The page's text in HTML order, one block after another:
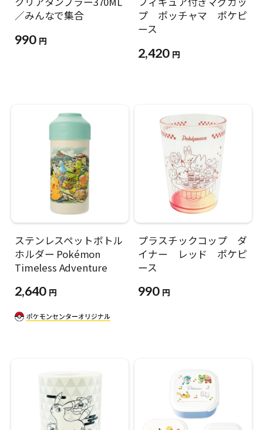
／みんなで集合
990 円
プ ポッチャマ ポケピ
ース
2,420 円
ステンレスペットボトル
ホルダー Pokémon
Timeless Adventure
2,640 円
プラスチックコップ ダ
イナー レッド ポケピ
ース
990 円